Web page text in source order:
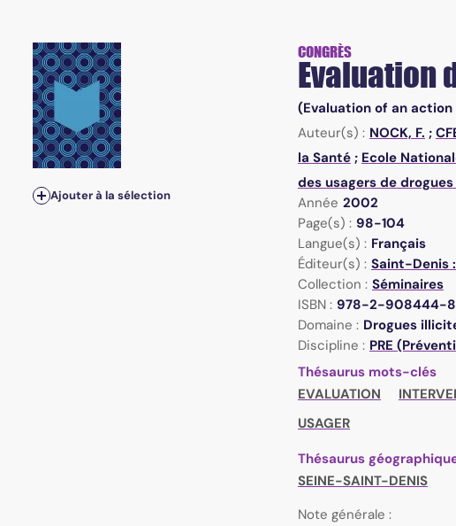
Ajouter à la sélection
CONGRÈS
Evaluation
(Evaluation of an
Auteur(s) : NOCK, F. ;
la Santé; Ecole
des usagers de
Année 2002
Page(s) : 98-104
Langue(s) : Français
Éditeur(s) : Saint-Denis :
Collection : Séminaires
ISBN : 978-2-908444-
Domaine : Drogues
Discipline : PRE
Thésaurus mots-clés
EVALUATION
USAGER
Thésaurus
SEINE-SAINT-DENIS
Note générale :